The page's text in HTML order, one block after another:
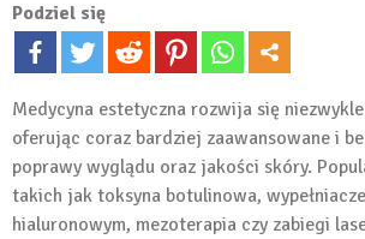
Podziel się
Medycyna estetyczna rozwija się
oferując coraz bardziej zaawansowane i
poprawy wyglądu oraz jakości skóry.
takich jak toksyna botulinowa,
hialuronowym, mezoterapia czy zabiegi